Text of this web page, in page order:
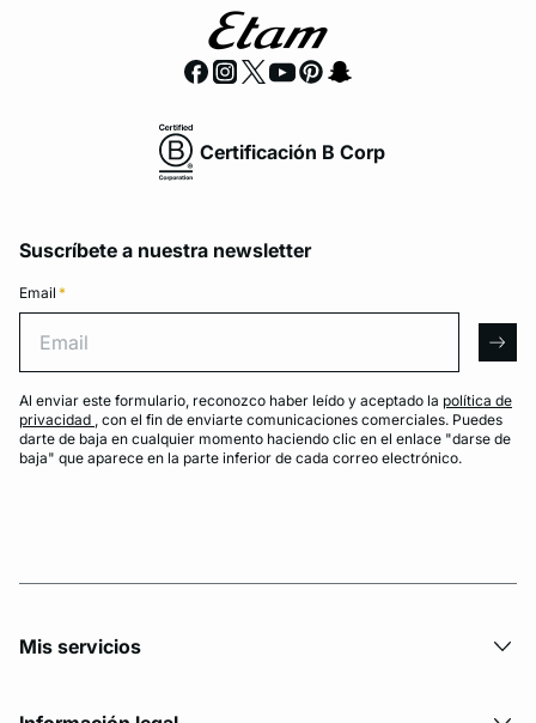
Certificación B Corp
Suscríbete a nuestra newsletter
Email *
Al enviar este formulario, reconozco haber leído y aceptado la política de
privacidad , con el fin de enviarte comunicaciones comerciales. Puedes
darte de baja en cualquier momento haciendo clic en el enlace "darse de
baja" que aparece en la parte inferior de cada correo electrónico.
Mis servicios